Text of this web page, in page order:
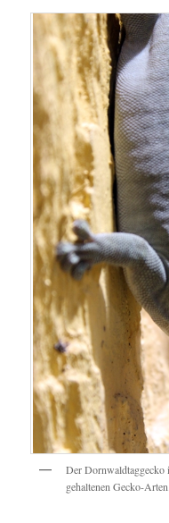
Der Dornwaldtaggecko
gehaltenen Gecko-Arten.